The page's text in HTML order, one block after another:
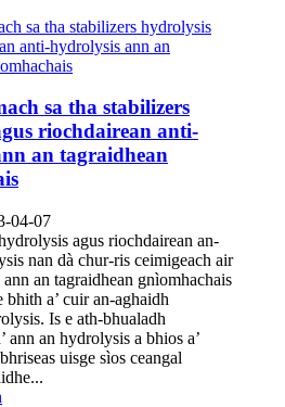
sa tha stabilizers
riochdairean anti-
an tagraidhean
04-07
agus riochdairean an-
nan dà chur-ris ceimigeach air
an tagraidhean gnìomhachais
bhith a’ cuir an-aghaidh
Is e ath-bhualadh
ann an hydrolysis a bhios a’
uisge sìos ceangal